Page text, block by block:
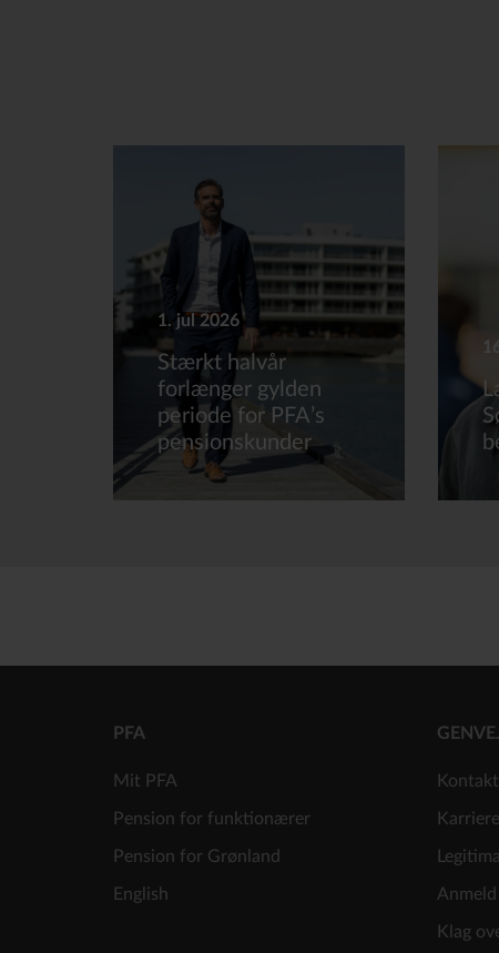
1. jul 2026
Stærkt halvår
forlænger gylden
periode for PFA’s
pensionskunder
PFA
Mit PFA
Pension for funktionærer
Pension for Grønland
English
Klag